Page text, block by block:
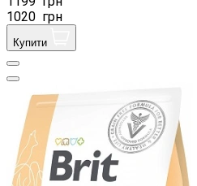
1020 грн
Купити